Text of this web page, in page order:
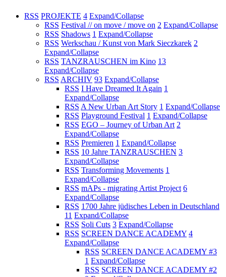
RSS PROJEKTE 4 Expand/Collapse
RSS Festival // on move / move on 2 Expand/Collapse
RSS Shadows 1 Expand/Collapse
RSS Werkschau / Kunst von Mark Sieczkarek 2
Expand/Collapse
RSS TANZRAUSCHEN im Kino 13
Expand/Collapse
RSS ARCHIV 93 Expand/Collapse
RSS I Have Dreamed It Again 1
Expand/Collapse
RSS A New Urban Art Story 1 Expand/Collapse
RSS Playground Festival 1 Expand/Collapse
RSS EGO – Journey of Urban Art 2
Expand/Collapse
RSS Premieren 1 Expand/Collapse
RSS 10 Jahre TANZRAUSCHEN 3
Expand/Collapse
RSS Transforming Movements 1
Expand/Collapse
RSS mAPs - migrating Artist Project 6
Expand/Collapse
RSS 1700 Jahre jüdisches Leben in Deutschland
11 Expand/Collapse
RSS Soli Cuts 3 Expand/Collapse
RSS SCREEN DANCE ACADEMY 4
Expand/Collapse
RSS SCREEN DANCE ACADEMY #3
1 Expand/Collapse
RSS SCREEN DANCE ACADEMY #2